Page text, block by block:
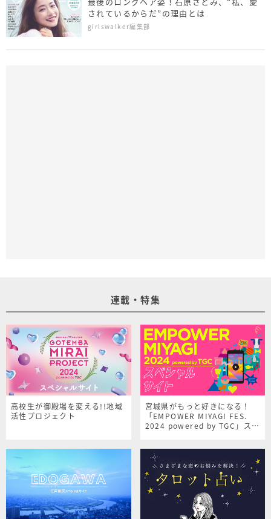
されているからだ”の理由とは
girlswalker編集部
連載・特集
高校生が御殿場を変える!!地域
活性プロジェクト
宮城県がもっと好きになる！
「EMPOWER MIYAGI FES.
2024 powered by TGC」スペ